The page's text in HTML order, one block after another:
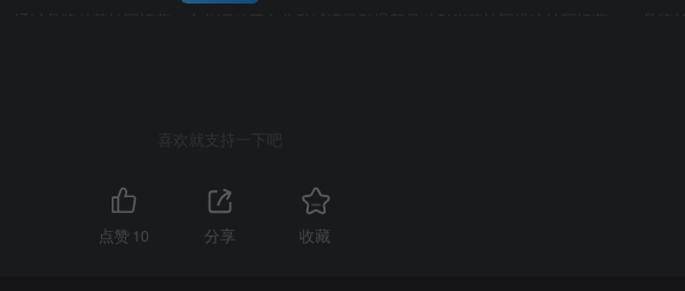
通过品牌种草社区运营，充分调动平台公私域流量引爆新品种SKII草社区搭建社区运营0102品牌长
域沉淀”的社交生态用户路径示意SK-l种草社区微博潜水博主关注：指神滋日0产生社交行为潜水兴趣
喜欢就支持一下吧
点赞 10 分享 收藏